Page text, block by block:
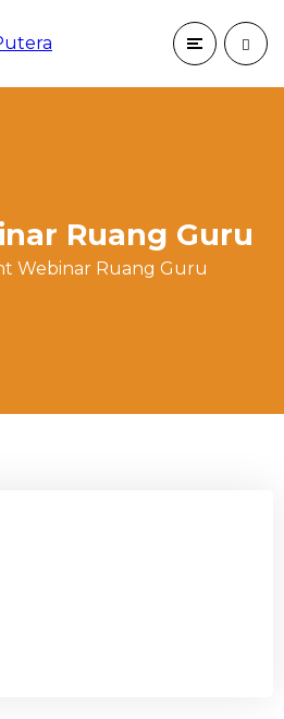
Ruang Guru
Webinar Ruang Guru